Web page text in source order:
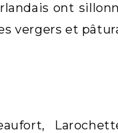
ont
vergers et